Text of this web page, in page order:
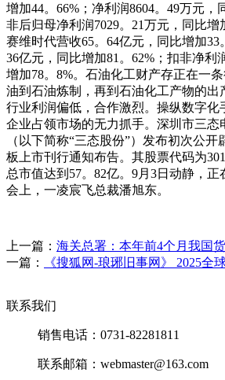
增加44。66%；净利润8604。49万元，
非后归母净利润7029。21万元，同比增
赛维时代营收65。64亿元，同比增加33
36亿元，同比增加81。62%；扣非净利
增加78。8%。石油化工财产存正在一
油到石油炼制，再到石油化工产物的出
行业利润偏低，合作激烈。操纵数字化
企业占领市场的无力抓手。深圳市三态
（以下简称“三态股份”）发布初次公
板上市刊行通知布告。其股票代码为
总市值达到57。82亿。9月3日动静，正
会上，一凌宸飞总裁潘旭东。
上一篇： 海关总署：本年前4个月我国
一篇：
《搜狐网-琅琊旧事网》 2025全
联系我们
销售电话：0731-82281811
联系邮箱：webmaster@163.com